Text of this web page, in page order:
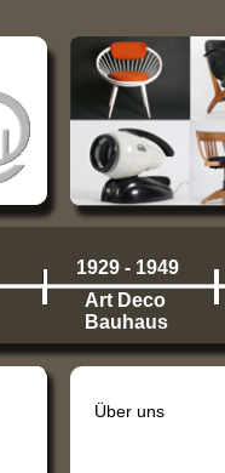
1929 - 1949
Art Deco
Bauhaus
Über uns